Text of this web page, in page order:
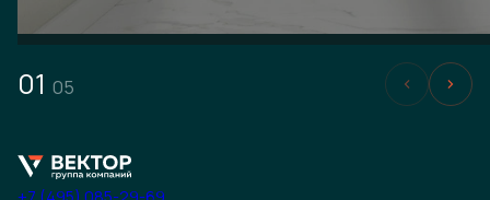
01 05